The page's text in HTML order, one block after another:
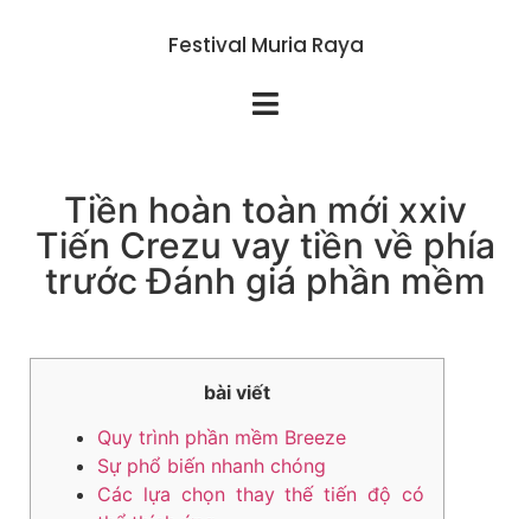
Festival Muria Raya
Tiền hoàn toàn mới xxiv
Tiến Crezu vay tiền về phía
trước Đánh giá phần mềm
bài viết
Quy trình phần mềm Breeze
Sự phổ biến nhanh chóng
Các lựa chọn thay thế tiến độ có